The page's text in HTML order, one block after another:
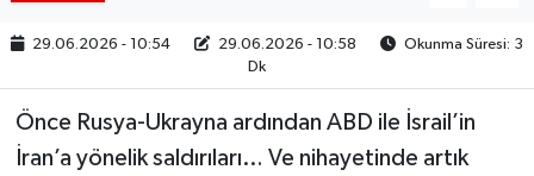
29.06.2026 - 10:54 29.06.2026 - 10:58
Okunma Süresi: 3
Dk
Önce Rusya-Ukrayna ardından ABD ile İsrail’in
İran’a yönelik saldırıları… Ve nihayetinde artık